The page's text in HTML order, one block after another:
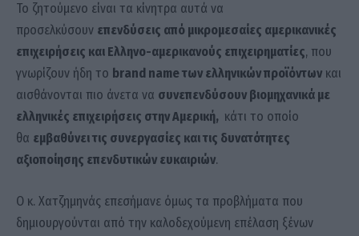
Το ζητούμενο είναι τα κίνητρα αυτά να
προσελκύσουν επενδύσεις από μικρομεσαίες αμερικανικές
επιχειρήσεις και Ελληνο-αμερικανούς επιχειρηματίες, που
γνωρίζουν ήδη το brand name των ελληνικών προϊόντων και
αισθάνονται πιο άνετα να συνεπενδύσουν βιομηχανικά με
ελληνικές επιχειρήσεις στην Αμερική, κάτι το οποίο
θα εμβαθύνει τις συνεργασίες και τις δυνατότητες
αξιοποίησης επενδυτικών ευκαιριών.
Ο κ. Χατζημηνάς επεσήμανε όμως τα προβλήματα που
δημιουργούνται από την καλοδεχούμενη επέλαση ξένων